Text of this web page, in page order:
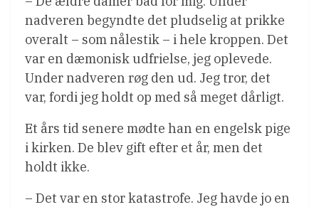
nadveren begyndte det pludselig at prikke
overalt – som nålestik – i hele kroppen. Det
var en dæmonisk udfrielse, jeg oplevede.
Under nadveren røg den ud. Jeg tror, det
var, fordi jeg holdt op med så meget dårligt.
Et års tid senere mødte han en engelsk pige
i kirken. De blev gift efter et år, men det
holdt ikke.
– Det var en stor katastrofe. Jeg havde jo en